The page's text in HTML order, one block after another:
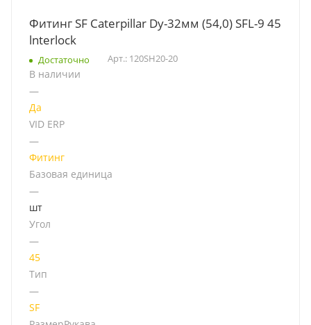
Фитинг SF Caterpillar Dy-32мм (54,0) SFL-9 45
lnterlock
Достаточно Арт.: 120SH20-20
В наличии
—
Да
VID ERP
—
Фитинг
Базовая единица
—
шт
Угол
—
45
Тип
—
SF